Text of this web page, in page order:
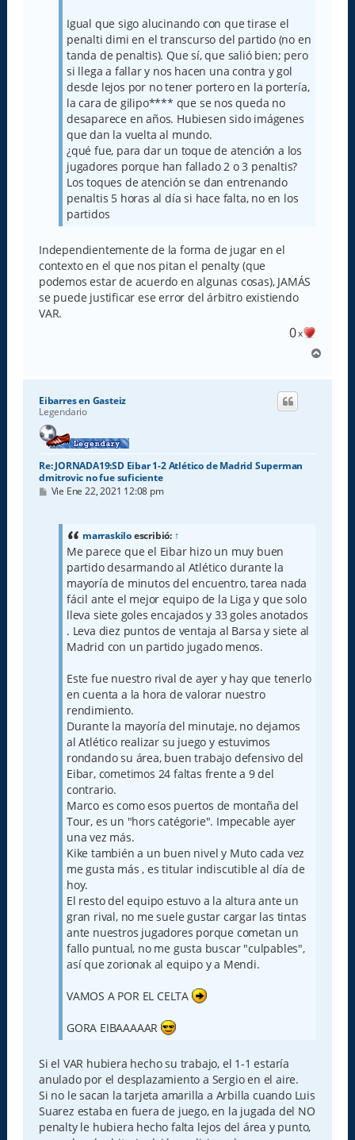
Igual que sigo alucinando con que tirase el
penalti dimi en el transcurso del partido (no en
tanda de penaltis). Que sí, que salió bien; pero
si llega a fallar y nos hacen una contra y gol
desde lejos por no tener portero en la portería,
la cara de gilipo**** que se nos queda no
desaparece en años. Hubiesen sido imágenes
que dan la vuelta al mundo.
¿qué fue, para dar un toque de atención a los
jugadores porque han fallado 2 o 3 penaltis?
Los toques de atención se dan entrenando
penaltis 5 horas al día si hace falta, no en los
partidos
Independientemente de la forma de jugar en el
contexto en el que nos pitan el penalty (que
podemos estar de acuerdo en algunas cosas), JAMÁS
se puede justificar ese error del árbitro existiendo
VAR.
0x
r
Eibarres en Gasteiz
Legendario
Re: JORNADA19:SD Eibar 1-2 Atlético de Madrid Superman
dmitrovic no fue suficiente
M
Vie Ene 22, 2021 12:08 pm
marraskiloescribió: ↑
Me parece que el Eibar hizo un muy buen
partido desarmando al Atlético durante la
mayoría de minutos del encuentro, tarea nada
fácil ante el mejor equipo de la Liga y que solo
lleva siete goles encajados y 33 goles anotados
. Leva diez puntos de ventaja al Barsa y siete al
Madrid con un partido jugado menos.
Este fue nuestro rival de ayer y hay que tenerlo
en cuenta a la hora de valorar nuestro
rendimiento.
Durante la mayoría del minutaje, no dejamos
al Atlético realizar su juego y estuvimos
rondando su área, buen trabajo defensivo del
Eibar, cometimos 24 faltas frente a 9 del
contrario.
Marco es como esos puertos de montaña del
Tour, es un "hors catégorie". Impecable ayer
una vez más.
Kike también a un buen nivel y Muto cada vez
me gusta más , es titular indiscutible al día de
hoy.
El resto del equipo estuvo a la altura ante un
gran rival, no me suele gustar cargar las tintas
ante nuestros jugadores porque cometan un
fallo puntual, no me gusta buscar "culpables",
así que zorionak al equipo y a Mendi.
VAMOS A POR EL CELTA
GORA EIBAAAAAR
Si el VAR hubiera hecho su trabajo, el 1-1 estaría
anulado por el desplazamiento a Sergio en el aire.
Si no le sacan la tarjeta amarilla a Arbilla cuando Luis
Suarez estaba en fuera de juego, en la jugada del NO
penalty le hubiera hecho falta lejos del área y punto,